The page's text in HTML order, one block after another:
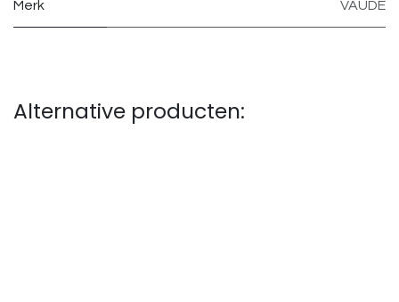
Merk VAUDE
Alternative producten: